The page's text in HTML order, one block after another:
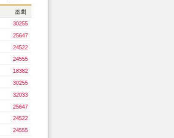
조회
30255
25647
24522
24555
18382
30255
32033
25647
24522
24555